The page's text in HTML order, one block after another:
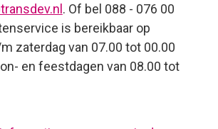
. Of bel 088 - 076 00
is bereikbaar op
zaterdag van 07.00 tot 00.00
en feestdagen van 08.00 tot